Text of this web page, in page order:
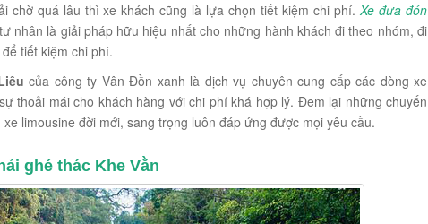
chờ quá lâu thì xe khách cũng là lựa chọn tiết kiệm chi phí.Xe đưa đón
nhân là giải pháp hữu hiệu nhất cho những hành khách đi theo nhóm, đi
tiết kiệm chi phí.
của công ty Vân Đồn xanh là dịch vụ chuyên cung cấp các dòng xe
thoải mái cho khách hàng với chi phí khá hợp lý. Đem lại những chuyến
limousine đời mới, sang trọng luôn đáp ứng được mọi yêu cầu.
ghé thác Khe Vằn